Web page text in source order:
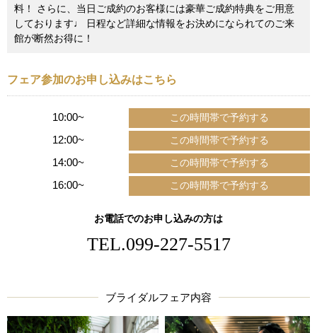
料！ さらに、当日ご成約のお客様には豪華ご成約特典をご用意
しております♩ 日程など詳細な情報をお決めになられてのご来
館が断然お得に！
フェア参加のお申し込みはこちら
10:00~
12:00~
14:00~
16:00~
お電話でのお申し込みの方は
TEL.099-227-5517
ブライダルフェア内容